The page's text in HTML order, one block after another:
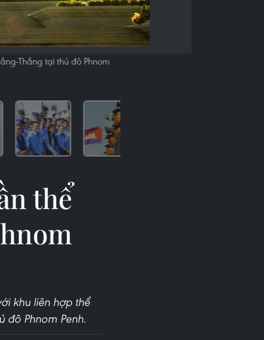
Thắng tại thủ đô Phnom
thể
khu liên hợp thể
đô Phnom Penh.